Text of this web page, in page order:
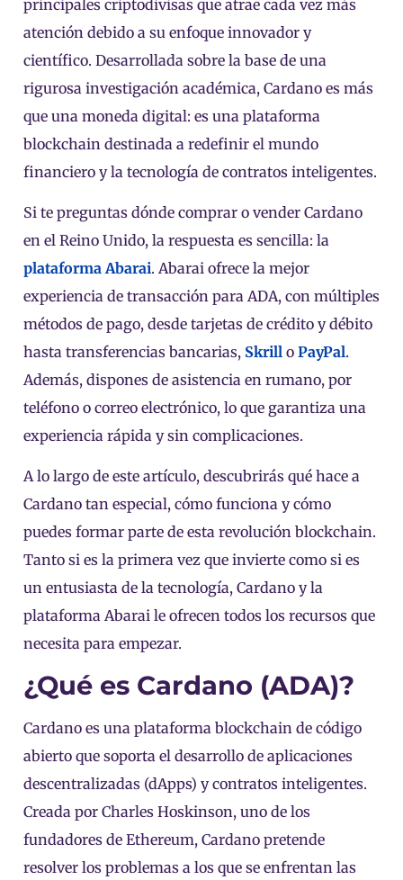
principales criptodivisas que atrae cada vez más
atención debido a su enfoque innovador y
científico. Desarrollada sobre la base de una
rigurosa investigación académica, Cardano es más
que una moneda digital: es una plataforma
blockchain destinada a redefinir el mundo
financiero y la tecnología de contratos inteligentes.
Si te preguntas dónde comprar o vender Cardano
en el Reino Unido, la respuesta es sencilla: la
plataforma Abarai. Abarai ofrece la mejor
experiencia de transacción para ADA, con múltiples
métodos de pago, desde tarjetas de crédito y débito
hasta transferencias bancarias, Skrill o PayPal.
Además, dispones de asistencia en rumano, por
teléfono o correo electrónico, lo que garantiza una
experiencia rápida y sin complicaciones.
A lo largo de este artículo, descubrirás qué hace a
Cardano tan especial, cómo funciona y cómo
puedes formar parte de esta revolución blockchain.
Tanto si es la primera vez que invierte como si es
un entusiasta de la tecnología, Cardano y la
plataforma Abarai le ofrecen todos los recursos que
necesita para empezar.
¿Qué es Cardano (ADA)?
Cardano es una plataforma blockchain de código
abierto que soporta el desarrollo de aplicaciones
descentralizadas (dApps) y contratos inteligentes.
Creada por Charles Hoskinson, uno de los
fundadores de Ethereum, Cardano pretende
resolver los problemas a los que se enfrentan las